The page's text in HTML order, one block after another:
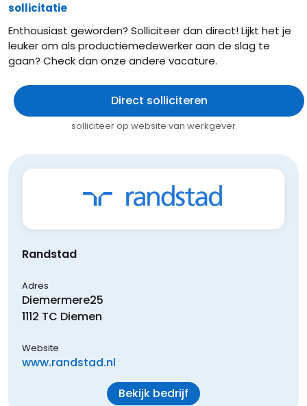
sollicitatie
Enthousiast geworden? Solliciteer dan direct! Lijkt het je
leuker om als productiemedewerker aan de slag te
gaan? Check dan onze andere vacature.
Direct solliciteren
solliciteer op website van werkgever
Randstad
Adres
Diemermere25
1112 TC Diemen
Website
www.randstad.nl
Bekijk bedrijf